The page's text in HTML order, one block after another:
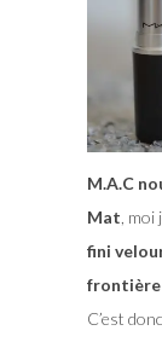
M.A.C
Mat ,
fini
frontière
C’est